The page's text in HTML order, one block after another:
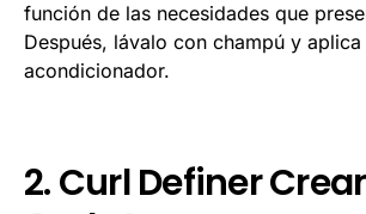
función de las necesidades que
Después, lávalo con champú y aplica
acondicionador.
2. Curl Definer